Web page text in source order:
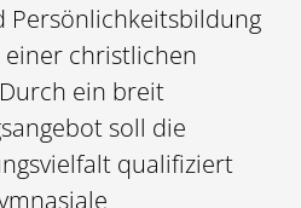
Persönlichkeitsbildung
christlichen
ein breit
soll die
qualifiziert